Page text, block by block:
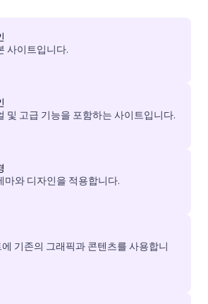
사이트입니다.
및 고급 기능을 포함하는 사이트입니다.
마와 디자인을 적용합니다.
기존의 그래픽과 콘텐츠를 사용합니